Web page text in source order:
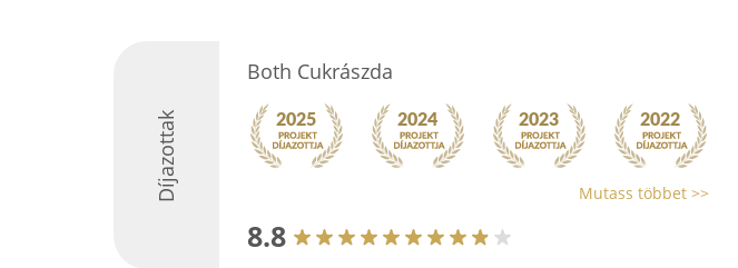
Díjazottak
Both Cukrászda
Mutass többet >>
8.8